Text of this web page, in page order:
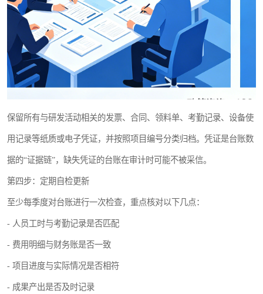
保留所有与研发活动相关的发票、合同、领料单、考勤记录、设备使
用记录等纸质或电子凭证，并按照项目编号分类归档。凭证是台账数
据的“证据链”，缺失凭证的台账在审计时可能不被采信。
第四步：定期自检更新
至少每季度对台账进行一次检查，重点核对以下几点：
- 人员工时与考勤记录是否匹配
- 费用明细与财务账是否一致
- 项目进度与实际情况是否相符
- 成果产出是否及时记录